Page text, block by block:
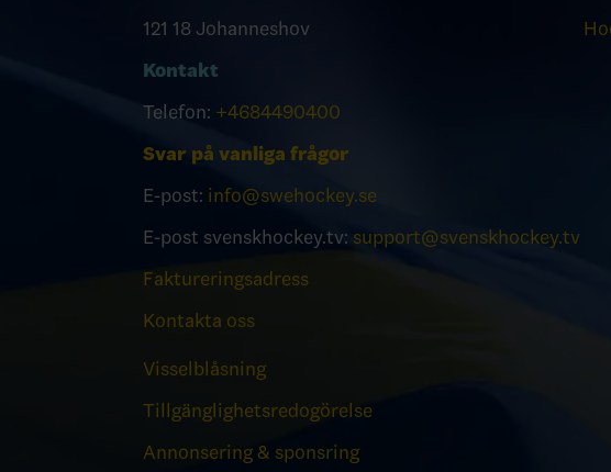
121 18 Johanneshov
Kontakt
Telefon: +4684490400
Svar på vanliga frågor
E-post: info@swehockey.se
E-post svenskhockey.tv: support@svenskhockey.tv
Faktureringsadress
Kontakta oss
Visselblåsning
Tillgänglighetsredogörelse
Annonsering & sponsring